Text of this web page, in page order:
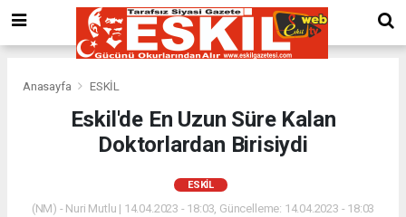
Anasayfa ESKİL
Eskil'de En Uzun Süre Kalan
Doktorlardan Birisiydi
ESKİL
(NM) - Nuri Mutlu | 14.04.2023 - 18:03, Güncelleme: 14.04.2023 - 18:03